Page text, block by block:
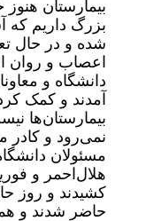
بیمارستان
بزرگ داریم که
شده و در حال
اعصاب و روان
دانشگاه و
آمدند و کمک
بیمارستان‌ها
نمی‌رود و
مسئولان
هلال‌احمر و
کشیدند و روز
حاضر شدند و